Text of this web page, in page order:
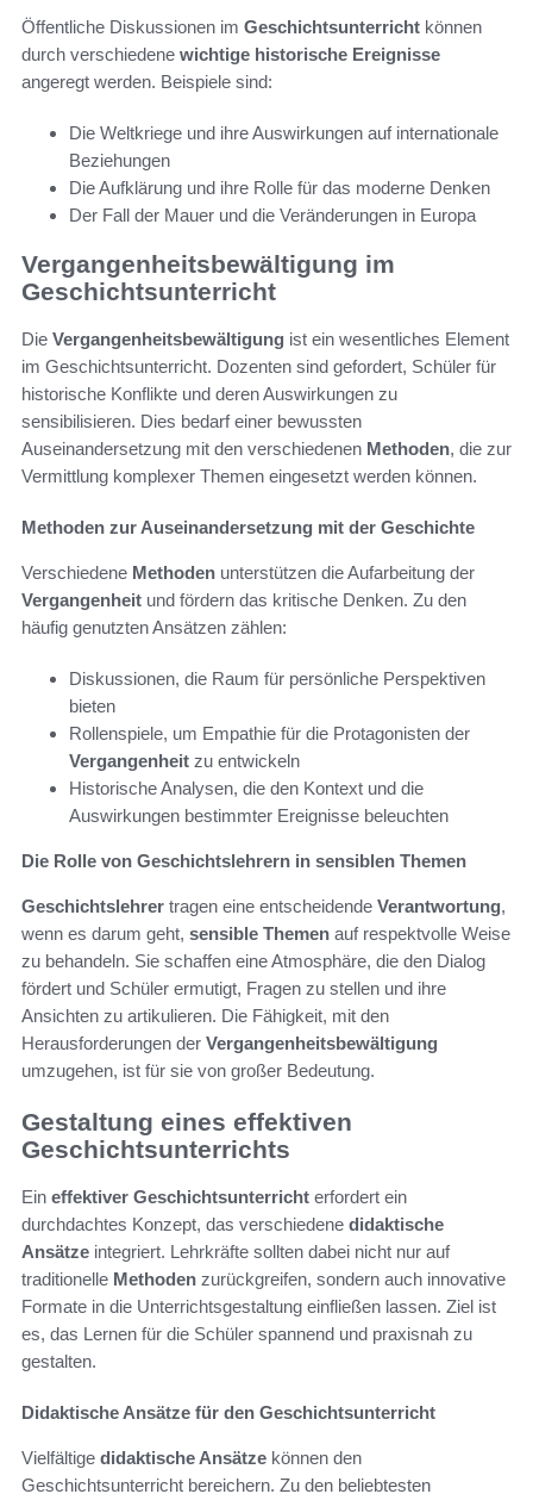
Öffentliche Diskussionen im Geschichtsunterricht können
durch verschiedene wichtige historische Ereignisse
angeregt werden. Beispiele sind:
Die Weltkriege und ihre Auswirkungen auf internationale
Beziehungen
Die Aufklärung und ihre Rolle für das moderne Denken
Der Fall der Mauer und die Veränderungen in Europa
Vergangenheitsbewältigung im
Geschichtsunterricht
Die Vergangenheitsbewältigung ist ein wesentliches Element
im Geschichtsunterricht. Dozenten sind gefordert, Schüler für
historische Konflikte und deren Auswirkungen zu
sensibilisieren. Dies bedarf einer bewussten
Auseinandersetzung mit den verschiedenen Methoden, die zur
Vermittlung komplexer Themen eingesetzt werden können.
Methoden zur Auseinandersetzung mit der Geschichte
Verschiedene Methoden unterstützen die Aufarbeitung der
Vergangenheit und fördern das kritische Denken. Zu den
häufig genutzten Ansätzen zählen:
Diskussionen, die Raum für persönliche Perspektiven
bieten
Rollenspiele, um Empathie für die Protagonisten der
Vergangenheit zu entwickeln
Historische Analysen, die den Kontext und die
Auswirkungen bestimmter Ereignisse beleuchten
Die Rolle von Geschichtslehrern in sensiblen Themen
Geschichtslehrer tragen eine entscheidende Verantwortung,
wenn es darum geht, sensible Themen auf respektvolle Weise
zu behandeln. Sie schaffen eine Atmosphäre, die den Dialog
fördert und Schüler ermutigt, Fragen zu stellen und ihre
Ansichten zu artikulieren. Die Fähigkeit, mit den
Herausforderungen der Vergangenheitsbewältigung
umzugehen, ist für sie von großer Bedeutung.
Gestaltung eines effektiven
Geschichtsunterrichts
Ein effektiver Geschichtsunterricht erfordert ein
durchdachtes Konzept, das verschiedene didaktische
Ansätze integriert. Lehrkräfte sollten dabei nicht nur auf
traditionelle Methoden zurückgreifen, sondern auch innovative
Formate in die Unterrichtsgestaltung einfließen lassen. Ziel ist
es, das Lernen für die Schüler spannend und praxisnah zu
gestalten.
Didaktische Ansätze für den Geschichtsunterricht
Vielfältige didaktische Ansätze können den
Geschichtsunterricht bereichern. Zu den beliebtesten